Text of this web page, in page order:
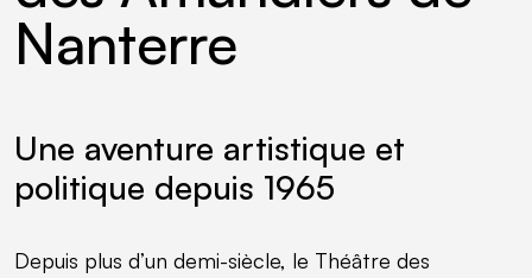
Nanterre
Une aventure artistique et
politique depuis 1965
Depuis plus d’un demi-siècle, le Théâtre des